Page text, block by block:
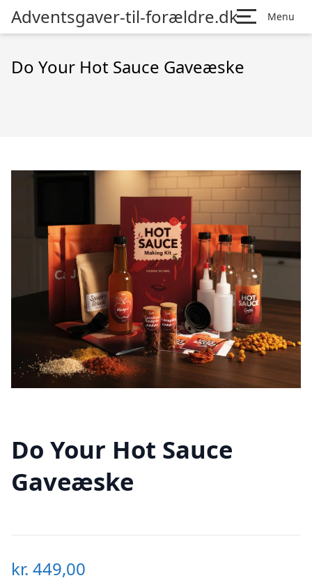
Adventsgaver-til-forældre.dk Menu
Do Your Hot Sauce Gaveæske
Do Your Hot Sauce
Gaveæske
kr. 449,00